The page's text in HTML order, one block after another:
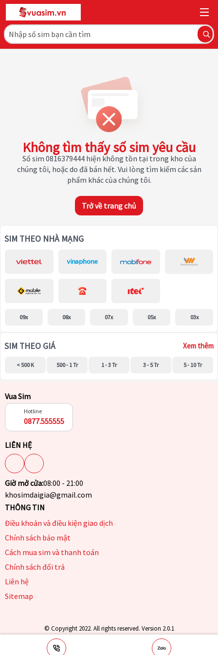
Không tìm thấy số sim yêu cầu
Số sim 0816379444 hiện không tồn tại trong kho của
chúng tôi, hoặc do đã bán hết. Vui lòng tìm kiếm các sản
phẩm khác của chúng tôi.
Trở về trang chủ
SIM THEO NHÀ MẠNG
09x 08x 07x 05x 03x
SIM THEO GIÁ Xem thêm
< 500 K 500 - 1 Tr 1 - 3 Tr 3 - 5 Tr 5 - 10 Tr
Vua Sim
Hotline
0877.555555
LIÊN HỆ
Giờ mở cửa:08:00 - 21:00
khosimdaigia@gmail.com
THÔNG TIN
Điều khoản và điều kiện giao dịch
Chính sách bảo mật
Cách mua sim và thanh toán
Chính sách đổi trả
Liên hệ
Sitemap
© Copyright 2022. All rights reserved. Version 2.0.1